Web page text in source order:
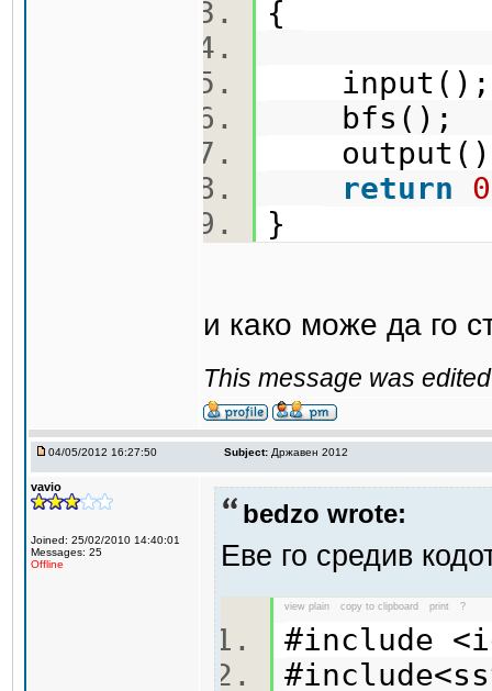
{
bfs();
return
0
}
и како може да го
This message was
04/05/2012 16:27:50 Subject: Државен 2012
vavio
Joined: 25/02/2010 14:40:01
Messages: 25
Offline
bedzo wrote:
Еве го средив
view plain copy to clipboard print ?
#include